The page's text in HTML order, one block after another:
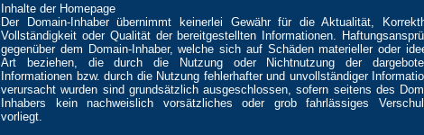
Inhalte der Homepage
Der Domain-Inhaber übernimmt keinerlei Gewähr für die Aktualität,
Vollständigkeit oder Qualität der bereitgestellten Informationen.
gegenüber dem Domain-Inhaber, welche sich auf Schäden materieller oder
Art beziehen, die durch die Nutzung oder Nichtnutzung der
Informationen bzw. durch die Nutzung fehlerhafter und unvollständiger
verursacht wurden sind grundsätzlich ausgeschlossen, sofern seitens des
Inhabers kein nachweislich vorsätzliches oder grob fahrlässiges
vorliegt.